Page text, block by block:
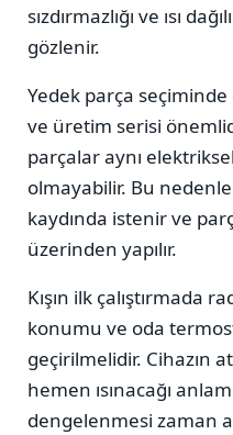
sızdırmazlığı ve ısı
gözlenir.
Yedek parça
ve üretim serisi
parçalar aynı
olmayabilir. Bu
kaydında istenir ve
üzerinden yapılır.
Kışın ilk çalıştırmada
konumu ve oda
geçirilmelidir. Cihazın
hemen ısınacağı
dengelenmesi zaman